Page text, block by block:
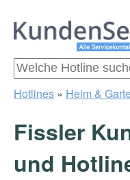
Zum
Inhalt
Suchen
Hotlines » Heim &
Fissler
und